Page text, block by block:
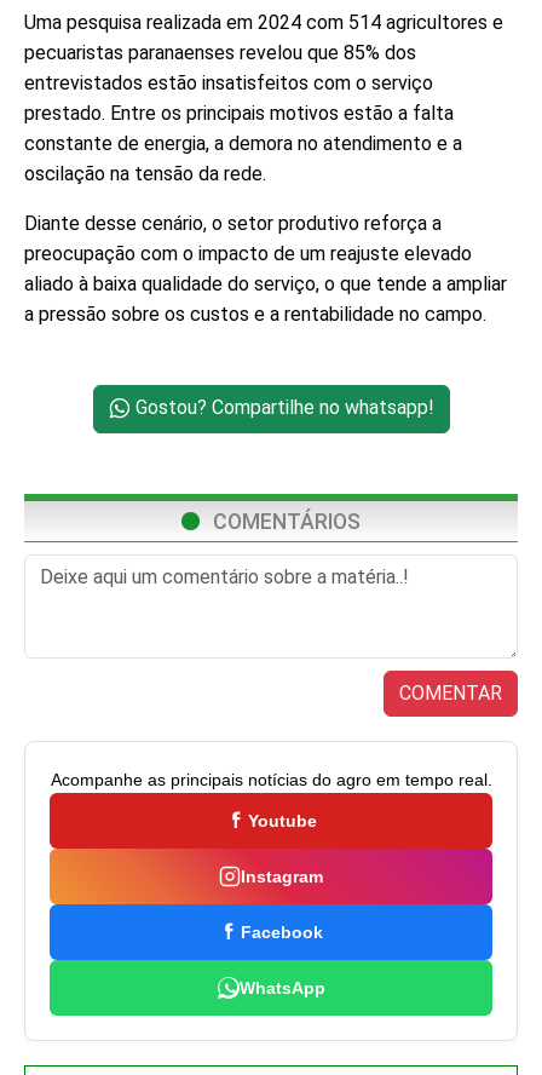
Uma pesquisa realizada em 2024 com 514 agricultores e
pecuaristas paranaenses revelou que 85% dos
entrevistados estão insatisfeitos com o serviço
prestado. Entre os principais motivos estão a falta
constante de energia, a demora no atendimento e a
oscilação na tensão da rede.
Diante desse cenário, o setor produtivo reforça a
preocupação com o impacto de um reajuste elevado
aliado à baixa qualidade do serviço, o que tende a ampliar
a pressão sobre os custos e a rentabilidade no campo.
Gostou? Compartilhe no whatsapp!
COMENTÁRIOS
COMENTAR
Acompanhe as principais notícias do agro em tempo real.
Youtube
Instagram
Facebook
WhatsApp